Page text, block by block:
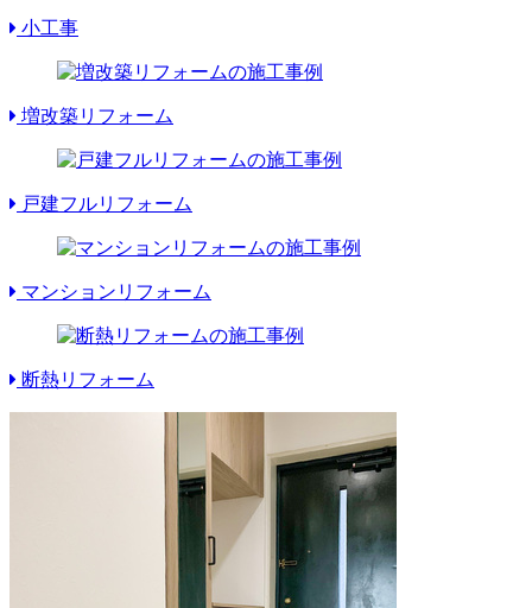
小工事
増改築リフォーム
戸建フルリフォーム
マンションリフォーム
断熱リフォーム